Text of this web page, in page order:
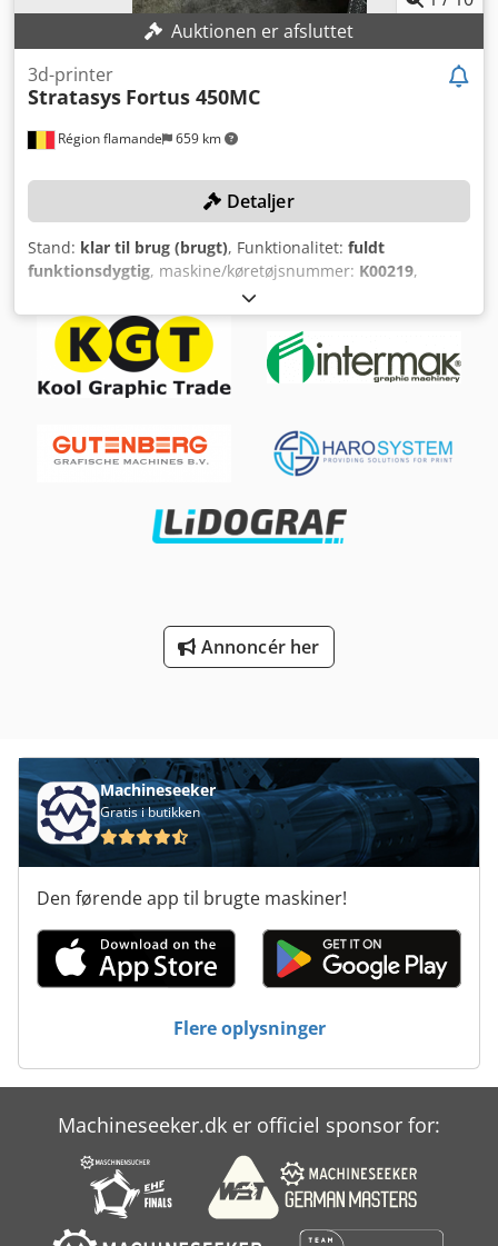
Auktionen er afsluttet
Région flamande 659 km
3d-printer
Stratasys Fortus 450MC
Detaljer
Stand: klar til brug (brugt), Funktionalitet: fuldt
funktionsdygtig, maskine/køretøjsnummer: K00219,
, bygningshøjde:
konstruktionsbredde:355 mm, Afgivelse af bud forpligter
til rettidig afhentning senest den 14.01.2026! TEKNISKE
DETALJER Cedpfxjx Hwgne Amkerf Byggevolumen: 406 mm
x 355 mm x 406 mm Lagtykkelser: 0,127 mm, 0,178 mm,
støttemateriale: 1.510 cm³ / 3.020 cm³ Opnåelig
nøjagtighed: ± 0,127 mm eller ± 0,0015 mm/mm Z-
nøjagtighed: −0,000 / +laghøjde MASKINEDETALJER
Systemstørrelse: 1.295 mm x 902 mm x 1.984 mm Vægt:
601 kg Indgangsspænding: 420 V Forsyningsspænding: 208
Insight™ software Control Center™ software GrabCAD Print
kompatibilitet SCA 1200HT støttefjerningsenhed
Kompatibel med iSQUARED materialer: ABS, ABS-ESD, ABS-
Annoncér her
Machineseeker
Gratis i butikken
Den førende app til brugte maskiner!
Flere oplysninger
Machineseeker.dk er officiel sponsor for: